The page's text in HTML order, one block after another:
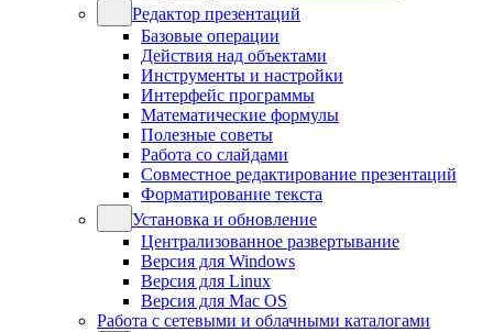
Редактор презентаций
Базовые операции
Действия над объектами
Инструменты и настройки
Интерфейс программы
Математические формулы
Полезные советы
Работа со слайдами
Совместное редактирование презентаций
Форматирование текста
Установка и обновление
Централизованное развертывание
Версия для Windows
Версия для Linux
Версия для Mac OS
Работа с сетевыми и облачными каталогами